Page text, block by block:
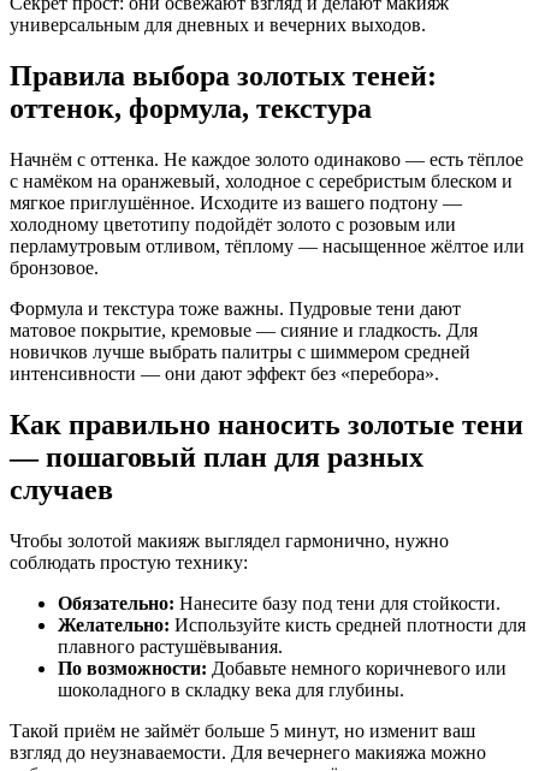
универсальным для дневных и вечерних выходов.
Правила выбора золотых теней:
оттенок, формула, текстура
Начнём с оттенка. Не каждое золото одинаково — есть тёплое
с намёком на оранжевый, холодное с серебристым блеском и
мягкое приглушённое. Исходите из вашего подтону —
холодному цветотипу подойдёт золото с розовым или
перламутровым отливом, тёплому — насыщенное жёлтое или
бронзовое.
Формула и текстура тоже важны. Пудровые тени дают
матовое покрытие, кремовые — сияние и гладкость. Для
новичков лучше выбрать палитры с шиммером средней
интенсивности — они дают эффект без «перебора».
Как правильно наносить золотые тени
— пошаговый план для разных
случаев
Чтобы золотой макияж выглядел гармонично, нужно
соблюдать простую технику:
Обязательно: Нанесите базу под тени для стойкости.
Желательно: Используйте кисть средней плотности для
плавного растушёвывания.
По возможности: Добавьте немного коричневого или
шоколадного в складку века для глубины.
Такой приём не займёт больше 5 минут, но изменит ваш
взгляд до неузнаваемости. Для вечернего макияжа можно